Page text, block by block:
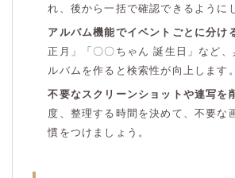
れ、後から一括で確認できるように
アルバム機能でイベントごとに分け
正月」「〇〇ちゃん 誕生日」など、
ルバムを作ると検索性が向上します。
不要なスクリーンショットや連写を
度、整理する時間を決めて、不要な
慣をつけましょう。